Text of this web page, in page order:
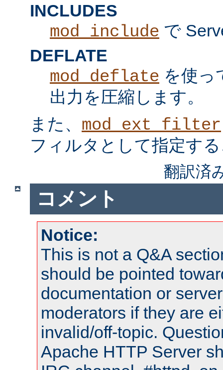
INCLUDES
mod_include で
DEFLATE
mod_deflate を使っ
出力を圧縮します。
また、 mod_ext_filter
フィルタとして指定す
翻訳済
コメント
Notice:
This is not a Q&A
should be pointed
documentation or
moderators if they are
invalid/off-topic.
Apache HTTP Server